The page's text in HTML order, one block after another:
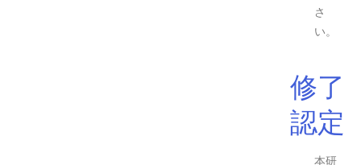
さ
い。
修了
認定
本研